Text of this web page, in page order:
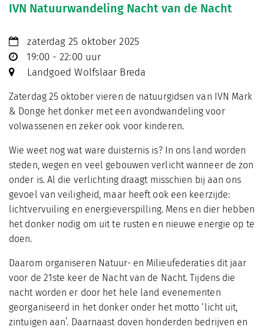
IVN Natuurwandeling Nacht van de Nacht
zaterdag 25 oktober 2025
19:00 - 22:00 uur
Landgoed Wolfslaar Breda
Zaterdag 25 oktober vieren de natuurgidsen van IVN Mark
& Donge het donker met een avondwandeling voor
volwassenen en zeker ook voor kinderen.
Wie weet nog wat ware duisternis is? In ons land worden
steden, wegen en veel gebouwen verlicht wanneer de zon
onder is. Al die verlichting draagt misschien bij aan ons
gevoel van veiligheid, maar heeft ook een keerzijde:
lichtvervuiling en energieverspilling. Mens en dier hebben
het donker nodig om uit te rusten en nieuwe energie op te
doen.
Daarom organiseren Natuur- en Milieufederaties dit jaar
voor de 21ste keer de Nacht van de Nacht. Tijdens die
nacht worden er door het hele land evenementen
georganiseerd in het donker onder het motto ‘licht uit,
zintuigen aan’. Daarnaast doven honderden bedrijven en